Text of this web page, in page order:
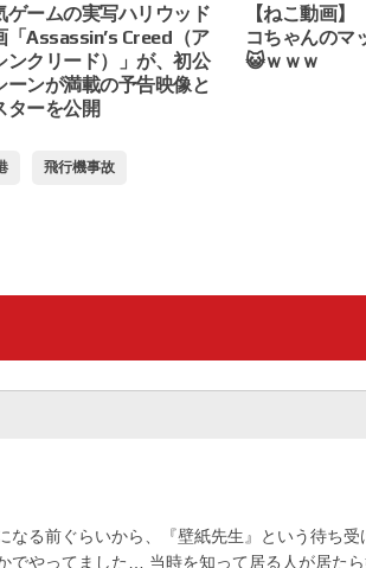
ゲームの実写ハリウッド
「Assassin’s Creed（ア
ンクリード）」が、初公
ーンが満載の予告映像と
ターを公開
【ねこ動画
コちゃんのマ
😺ｗｗｗ
飛行機事故
なる前ぐらいから、『壁紙先生』という待ち受
でやってました… 当時を知って居る人が居たら